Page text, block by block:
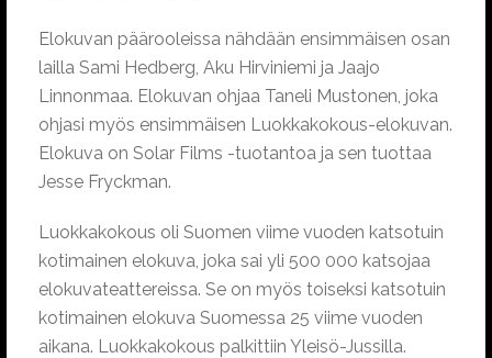
Elokuvan päärooleissa nähdään ensimmäisen osan
lailla Sami Hedberg, Aku Hirviniemi ja Jaajo
Linnonmaa. Elokuvan ohjaa Taneli Mustonen, joka
ohjasi myös ensimmäisen Luokkakokous-elokuvan.
Elokuva on Solar Films -tuotantoa ja sen tuottaa
Jesse Fryckman.
Luokkakokous oli Suomen viime vuoden katsotuin
kotimainen elokuva, joka sai yli 500 000 katsojaa
elokuvateattereissa. Se on myös toiseksi katsotuin
kotimainen elokuva Suomessa 25 viime vuoden
aikana. Luokkakokous palkittiin Yleisö-Jussilla.